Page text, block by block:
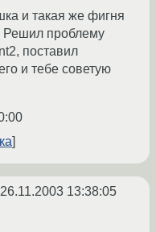
и такая же фигня
Решил проблему
поставил
и тебе советую
26.11.2003 13:38:05